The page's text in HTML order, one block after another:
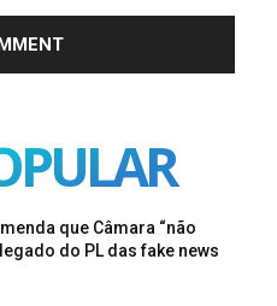
que Câmara “não
do PL das fake news